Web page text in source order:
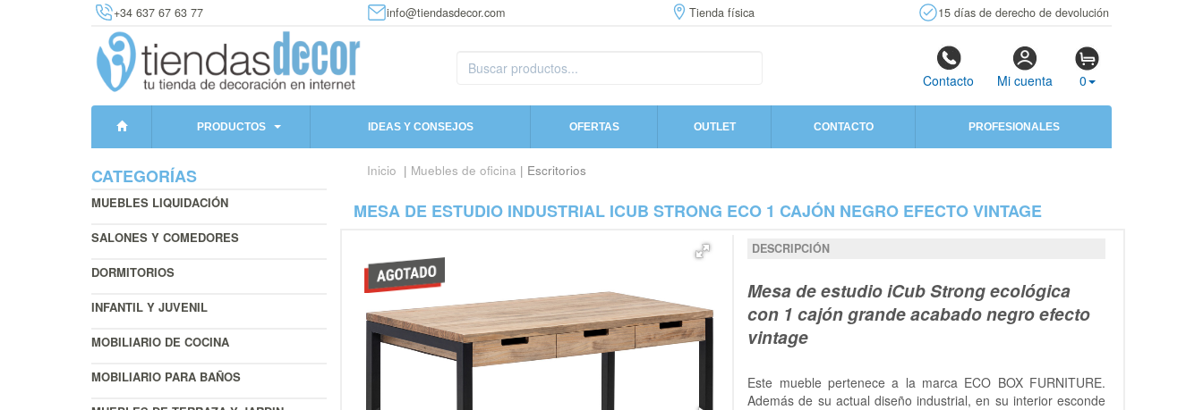
+34 637 67 63 77 info@tiendasdecor.com Tienda física 15 días de derecho de devolución
Contacto Mi cuenta 0
PRODUCTOS IDEAS Y CONSEJOS OFERTAS OUTLET CONTACTO PROFESIONALES
CATEGORÍAS
MUEBLES LIQUIDACIÓN
SALONES Y COMEDORES
DORMITORIOS
INFANTIL Y JUVENIL
MOBILIARIO DE COCINA
MOBILIARIO PARA BAÑOS
Inicio | Muebles de oficina | Escritorios
MESA DE ESTUDIO INDUSTRIAL ICUB STRONG ECO 1 CAJÓN NEGRO EFECTO VINTAGE
DESCRIPCIÓN
Mesa de estudio iCub Strong ecológica
con 1 cajón grande acabado negro efecto
vintage
Este mueble pertenece a la marca ECO BOX FURNITURE.
Además de su actual diseño industrial, en su interior esconde